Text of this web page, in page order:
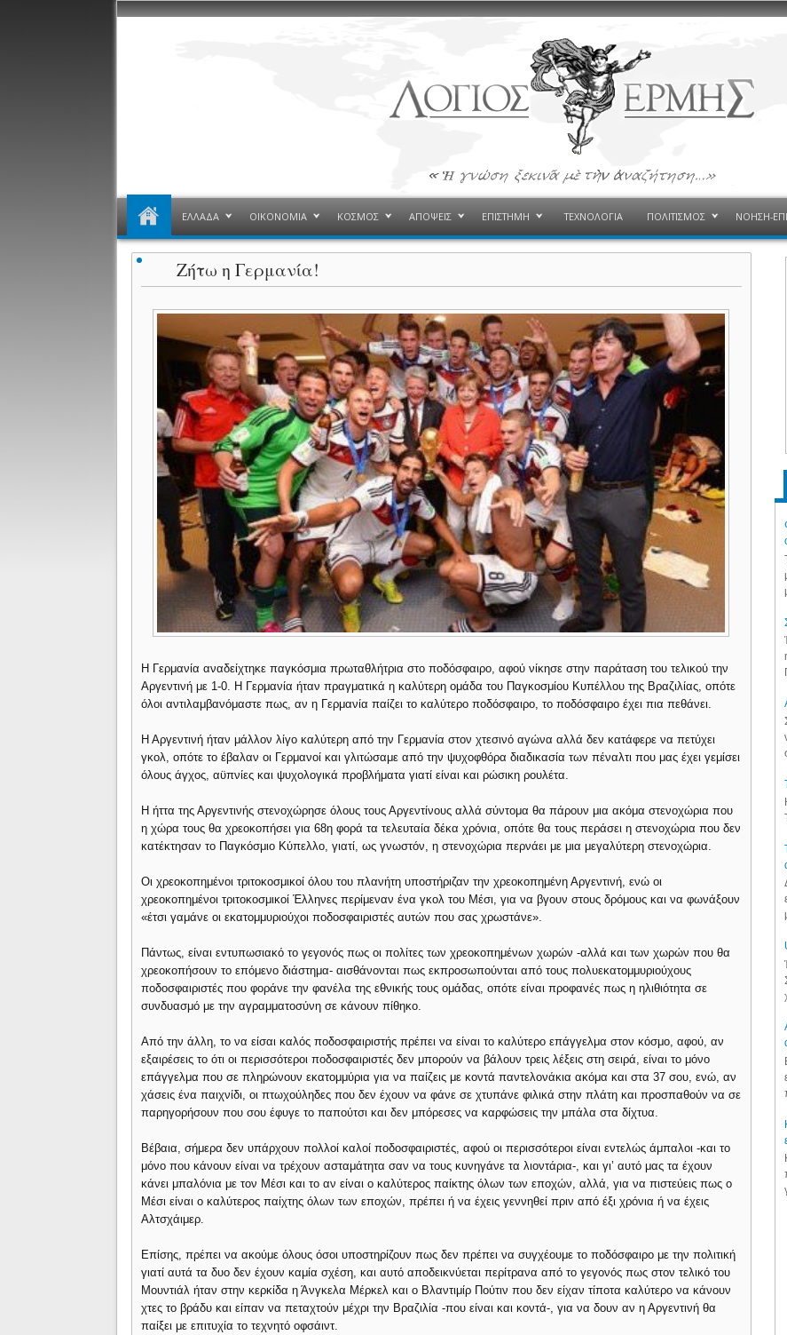
ΕΛΛΑΔΑ ΟΙΚΟΝΟΜΙΑ ΚΟΣΜΟΣ ΑΠΟΨΕΙΣ ΕΠΙΣΤΗΜΗ ΤΕΧΝΟΛΟΓΙΑ ΠΟΛΙΤΙΣΜΟΣ ΝΟΗΣΗ-
Ζήτω η Γερμανία!
Η Γερμανία αναδείχτηκε παγκόσμια πρωταθλήτρια στο ποδόσφαιρο, αφού νίκησε στην παράταση του τελικού την
Αργεντινή με 1-0. Η Γερμανία ήταν πραγματικά η καλύτερη ομάδα του Παγκοσμίου Κυπέλλου της Βραζιλίας, οπότε
όλοι αντιλαμβανόμαστε πως, αν η Γερμανία παίζει το καλύτερο ποδόσφαιρο, το ποδόσφαιρο έχει πια πεθάνει.
Η Αργεντινή ήταν μάλλον λίγο καλύτερη από την Γερμανία στον χτεσινό αγώνα αλλά δεν κατάφερε να πετύχει
γκολ, οπότε το έβαλαν οι Γερμανοί και γλιτώσαμε από την ψυχοφθόρα διαδικασία των πέναλτι που μας έχει γεμίσει
όλους άγχος, αϋπνίες και ψυχολογικά προβλήματα γιατί είναι και ρώσικη ρουλέτα.
Η ήττα της Αργεντινής στενοχώρησε όλους τους Αργεντίνους αλλά σύντομα θα πάρουν μια ακόμα στενοχώρια που
η χώρα τους θα χρεοκοπήσει για 68η φορά τα τελευταία δέκα χρόνια, οπότε θα τους περάσει η στενοχώρια που δεν
κατέκτησαν το Παγκόσμιο Κύπελλο, γιατί, ως γνωστόν, η στενοχώρια περνάει με μια μεγαλύτερη στενοχώρια.
Οι χρεοκοπημένοι τριτοκοσμικοί όλου του πλανήτη υποστήριζαν την χρεοκοπημένη Αργεντινή, ενώ οι
χρεοκοπημένοι τριτοκοσμικοί Έλληνες περίμεναν ένα γκολ του Μέσι, για να βγουν στους δρόμους και να φωνάξουν
«έτσι γαμάνε οι εκατομμυριούχοι ποδοσφαιριστές αυτών που σας χρωστάνε».
Πάντως, είναι εντυπωσιακό το γεγονός πως οι πολίτες των χρεοκοπημένων χωρών -αλλά και των χωρών που θα
χρεοκοπήσουν το επόμενο διάστημα- αισθάνονται πως εκπροσωπούνται από τους πολυεκατομμυριούχους
ποδοσφαιριστές που φοράνε την φανέλα της εθνικής τους ομάδας, οπότε είναι προφανές πως η ηλιθιότητα σε
συνδυασμό με την αγραμματοσύνη σε κάνουν πίθηκο.
Από την άλλη, το να είσαι καλός ποδοσφαιριστής πρέπει να είναι το καλύτερο επάγγελμα στον κόσμο, αφού, αν
εξαιρέσεις το ότι οι περισσότεροι ποδοσφαιριστές δεν μπορούν να βάλουν τρεις λέξεις στη σειρά, είναι το μόνο
επάγγελμα που σε πληρώνουν εκατομμύρια για να παίζεις με κοντά παντελονάκια ακόμα και στα 37 σου, ενώ, αν
χάσεις ένα παιχνίδι, οι πτωχούληδες που δεν έχουν να φάνε σε χτυπάνε φιλικά στην πλάτη και προσπαθούν να σε
παρηγορήσουν που σου έφυγε το παπούτσι και δεν μπόρεσες να καρφώσεις την μπάλα στα δίχτυα.
Βέβαια, σήμερα δεν υπάρχουν πολλοί καλοί ποδοσφαιριστές, αφού οι περισσότεροι είναι εντελώς άμπαλοι -και το
μόνο που κάνουν είναι να τρέχουν ασταμάτητα σαν να τους κυνηγάνε τα λιοντάρια-, και γι’ αυτό μας τα έχουν
κάνει μπαλόνια με τον Μέσι και το αν είναι ο καλύτερος παίκτης όλων των εποχών, αλλά, για να πιστεύεις πως ο
Μέσι είναι ο καλύτερος παίχτης όλων των εποχών, πρέπει ή να έχεις γεννηθεί πριν από έξι χρόνια ή να έχεις
Αλτσχάιμερ.
Επίσης, πρέπει να ακούμε όλους όσοι υποστηρίζουν πως δεν πρέπει να συγχέουμε το ποδόσφαιρο με την πολιτική
γιατί αυτά τα δυο δεν έχουν καμία σχέση, και αυτό αποδεικνύεται περίτρανα από το γεγονός πως στον τελικό του
Μουντιάλ ήταν στην κερκίδα η Άνγκελα Μέρκελ και ο Βλαντιμίρ Πούτιν που δεν είχαν τίποτα καλύτερο να κάνουν
χτες το βράδυ και είπαν να πεταχτούν μέχρι την Βραζιλία -που είναι και κοντά-, για να δουν αν η Αργεντινή θα
παίξει με επιτυχία το τεχνητό οφσάιντ.